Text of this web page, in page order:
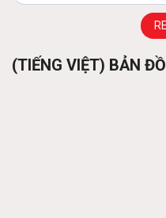
Purlins
Contact
(TIẾNG VIỆT) BẢN ĐỒ